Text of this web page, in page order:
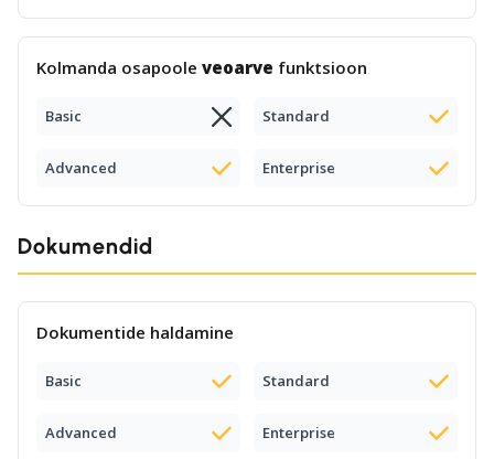
Kolmanda osapoole veoarve funktsioon
Basic Standard
Advanced Enterprise
Dokumendid
Dokumentide haldamine
Basic Standard
Advanced Enterprise